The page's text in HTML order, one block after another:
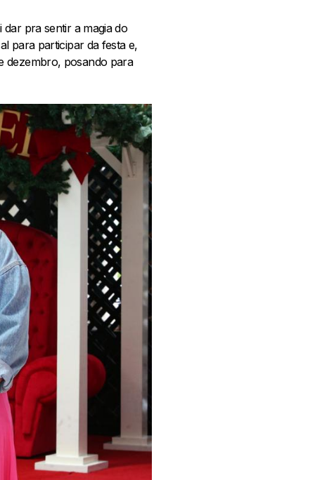
pra sentir a magia do
para participar da festa e,
dezembro, posando para